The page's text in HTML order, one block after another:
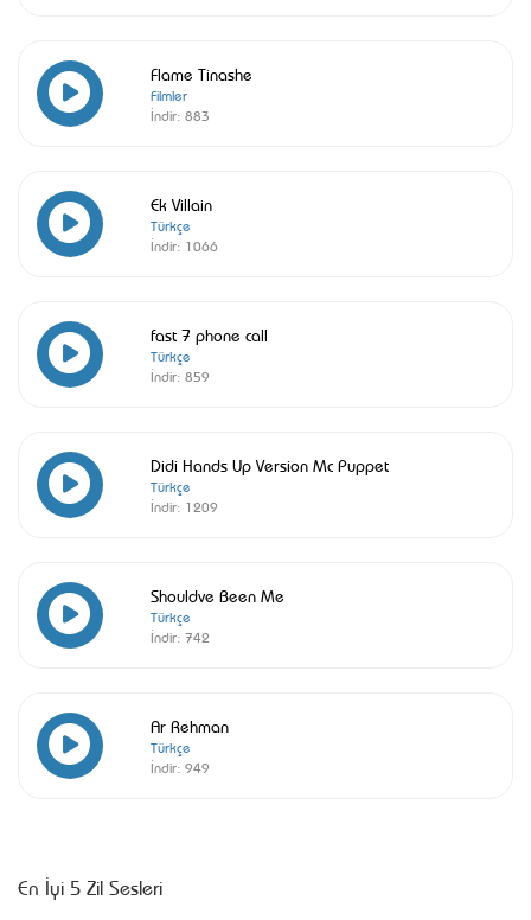
Flame Tinashe
Filmler
İndir: 883
Ek Villain
Türkçe
İndir: 1066
fast 7 phone call
Türkçe
İndir: 859
Didi Hands Up Version Mc Puppet
Türkçe
İndir: 1209
Shouldve Been Me
Türkçe
İndir: 742
Ar Rehman
Türkçe
İndir: 949
En İyi 5 Zil Sesleri